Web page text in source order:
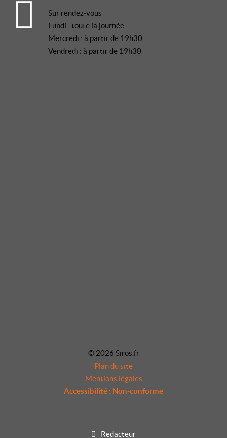
Sur rendez-vous
Lundi : toute la journée
Mercredi : à partir de 19h30
Vendredi : à partir de 19h30
© 2026 Siros.fr
Plan du site
Mentions légales
Accessibilité : Non-conforme
Redacteur